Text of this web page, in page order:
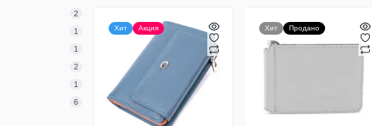
2
1
1
2
1
6
Хит Акция Хит Продано